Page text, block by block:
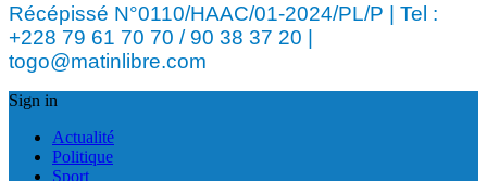
Récépissé N°0110/HAAC/01-2024/PL/P | Tel :
+228 79 61 70 70 / 90 38 37 20 |
togo@matinlibre.com
Sign in
Actualité
Politique
Sport